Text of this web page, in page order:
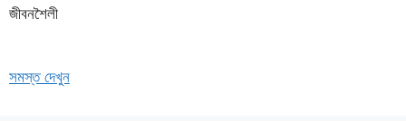
জীবনশৈলী
সমস্ত দেখুন